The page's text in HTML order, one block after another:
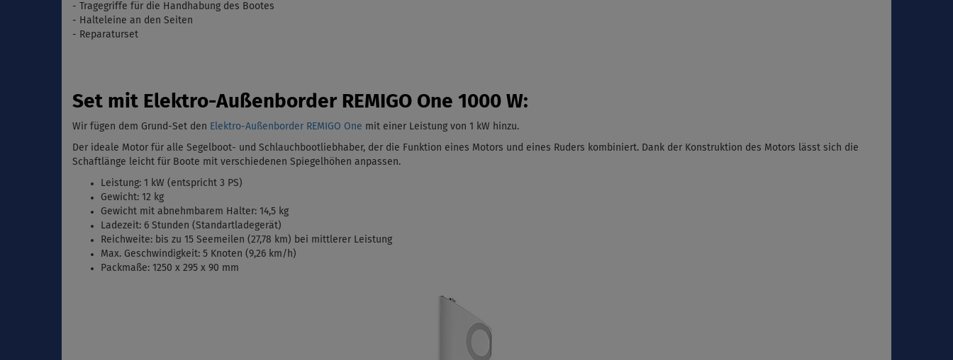
- Tragegriffe für die Handhabung des Bootes
- Halteleine an den Seiten
- Reparaturset
Set mit Elektro-Außenborder REMIGO One 1000 W:
Wir fügen dem Grund-Set den Elektro-Außenborder REMIGO One mit einer Leistung von 1 kW hinzu.
Der ideale Motor für alle Segelboot- und Schlauchbootliebhaber, der die Funktion eines Motors und eines Ruders kombiniert. Dank der Konstruktion des Motors lässt sich die
Schaftlänge leicht für Boote mit verschiedenen Spiegelhöhen anpassen.
Leistung: 1 kW (entspricht 3 PS)
Gewicht: 12 kg
Gewicht mit abnehmbarem Halter: 14,5 kg
Ladezeit: 6 Stunden (Standartladegerät)
Reichweite: bis zu 15 Seemeilen (27,78 km) bei mittlerer Leistung
Max. Geschwindigkeit: 5 Knoten (9,26 km/h)
Packmaße: 1250 x 295 x 90 mm